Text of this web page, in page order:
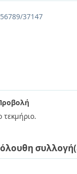
37147
τεκμήριο.